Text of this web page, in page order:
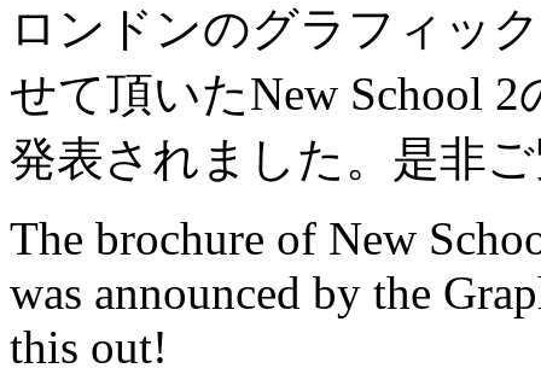
ロンドンのグラフィッ
せて頂いたNew School
発表されました。是非
The brochure of New
was announced by the
this out!